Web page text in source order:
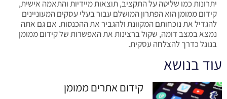
יתרונות כמו שליטה על התקציב, תוצאות מיידיות והתאמה אישית,
קידום ממומן הוא הפתרון המושלם עבור בעלי עסקים המעוניינים
להגדיל את נוכחותם המקוונת ולהגביר את ההכנסות. אם גם אתה
נמצא במצב דומה, שקול ברצינות את האפשרות של קידום ממומן
בגוגל כדרך להצלחה עסקית.
עוד בנושא
קידום אתרים ממומן